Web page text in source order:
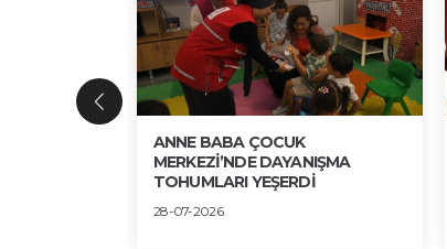
ANNE BABA ÇOCUK
MERKEZİ’NDE DAYANIŞMA
TOHUMLARI YEŞERDİ
28-07-2026